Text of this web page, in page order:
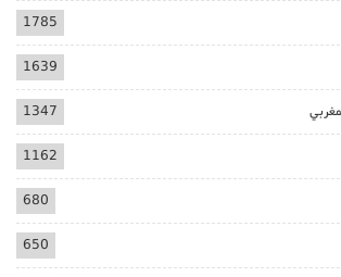
1785
1639
1347
1162
680
650